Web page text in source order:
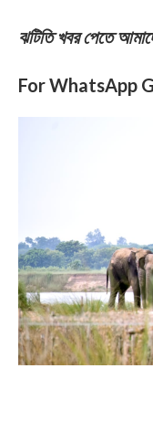
ঝটিতি খবর পেতে
For WhatsApp